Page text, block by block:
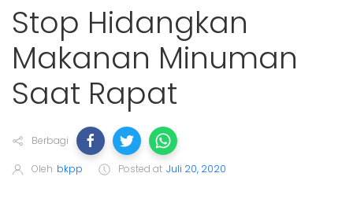
Stop Hidangkan
Makanan Minuman
Saat Rapat
Berbagi
Oleh bkpp Posted at Juli 20, 2020